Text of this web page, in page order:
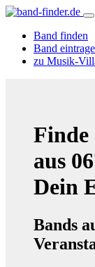
Band finden
Band
zu Musik-
Finde
aus
Dein
Bands